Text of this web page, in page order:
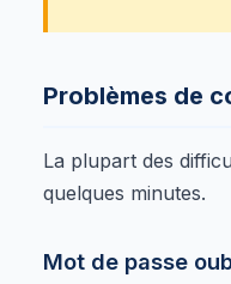
Problèmes de
La plupart des
quelques minutes.
Mot de passe